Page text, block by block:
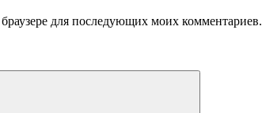
для последующих моих комментариев.